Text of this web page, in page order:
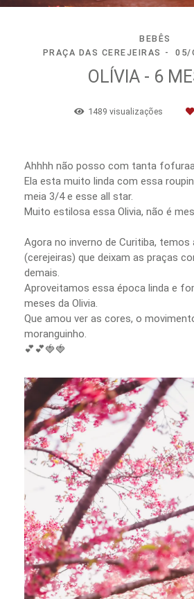
BEBÊS
PRAÇA DAS CEREJEIRAS
05/
OLÍVIA - 6
1489 visualizações
Ahhhh não posso com tanta
Ela esta muito linda com essa
meia 3/4 e esse all star.
Muito estilosa essa Olivia, não é
Agora no inverno de Curitiba, temos
(cerejeiras) que deixam as praças
demais.
Aproveitamos essa época linda e
meses da Olivia.
Que amou ver as cores, o
moranguinho.
💕💕🍓🍓